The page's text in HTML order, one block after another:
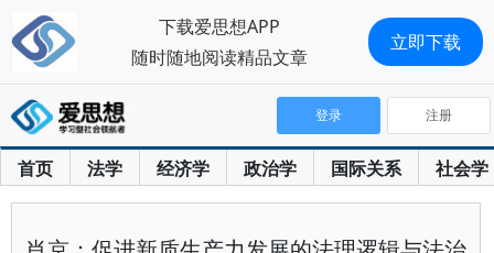
首页 法学 经济学 政治学 国际关系 社会学
登录 注册
下载爱思想APP
随时随地阅读精品文章
立即下载